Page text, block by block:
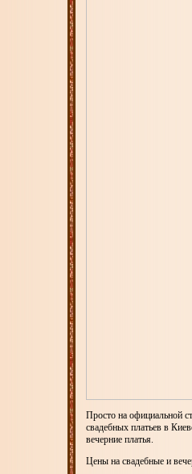
Просто на официальной
свадебных платьев в
вечерние платья.
Цены на свадебные и